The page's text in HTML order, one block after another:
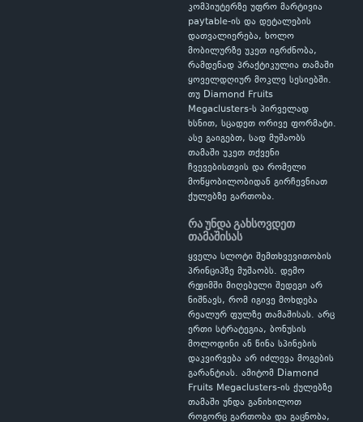
კომპიუტერზე უფრო მარტივია
paytable-ის და დეტალების
დათვალიერება, ხოლო
მობილურზე უკეთ იგრძნობა,
რამდენად პრაქტიკულია თამაში
ყოველდღიურ მოკლე სესიებში.
თუ Diamond Fruits
Megaclusters-ს პირველად
ხსნით, სცადეთ ორივე ფორმატი.
ასე გაიგებთ, სად მუშაობს
თამაში უკეთ თქვენი
ჩვევებისთვის და რომელი
მოწყობილობიდან გირჩევნიათ
ქულებზე გართობა.
რა უნდა გახსოვდეთ
თამაშისას
ყველა სლოტი შემთხვევითობის
პრინციპზე მუშაობს. დემო
რეჟიმში მიღებული შედეგი არ
ნიშნავს, რომ იგივე მოხდება
რეალურ ფულზე თამაშისას. არც
ერთი სტრატეგია, ბონუსის
მოლოდინი ან წინა სპინების
დაკვირვება არ იძლევა მოგების
გარანტიას. ამიტომ Diamond
Fruits Megaclusters-ის ქულებზე
თამაში უნდა განიხილოთ
როგორც გართობა და გაცნობა,